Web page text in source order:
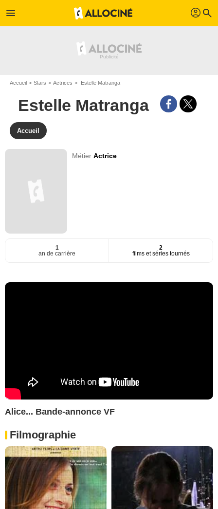
menu profil search
Accueil Stars Actrices Estelle Matranga
Estelle Matranga
Accueil
MétierActrice
1
an de carrière
2
films et séries tournés
Alice... Bande-annonce VF
Filmographie